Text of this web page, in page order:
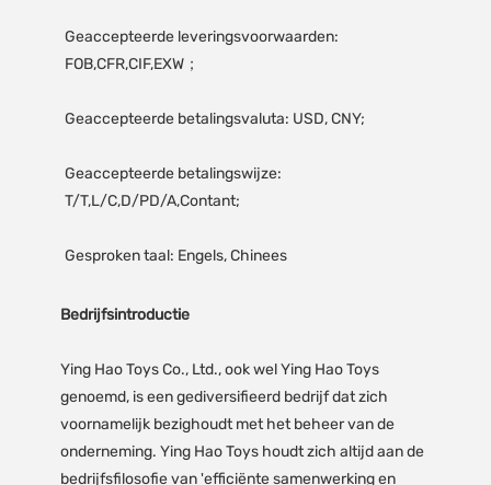
Geaccepteerde leveringsvoorwaarden:
Geaccepteerde betalingswijze:
Gesproken taal: Engels, Chinees
Bedrijfsintroductie
Ying Hao Toys Co., Ltd., ook wel Ying Hao Toys
genoemd, is een gediversifieerd bedrijf dat zich
voornamelijk bezighoudt met het beheer van de
onderneming. Ying Hao Toys houdt zich altijd aan de
bedrijfsfilosofie van 'efficiënte samenwerking en